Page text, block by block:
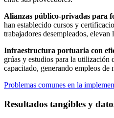
Alianzas público-privadas para
han establecido cursos y
trabajadores desempleados,
Infraestructura portuaria con
grúas y estudios para la utilización
capacitado, generando empleos de
Problemas comunes en la
Resultados tangibles y